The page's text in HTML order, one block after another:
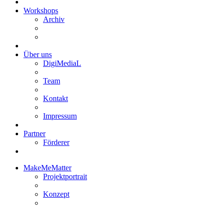
Workshops
Archiv
Über uns
DigiMediaL
Team
Kontakt
Impressum
Partner
Förderer
MakeMeMatter
Projektportrait
Konzept